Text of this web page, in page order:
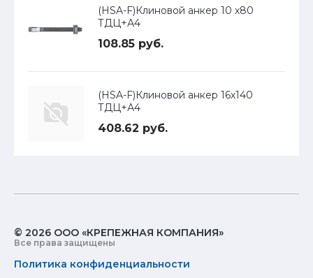
(HSA-F)Клиновой анкер 10 х80
ТДЦ+А4
108.85 руб.
(HSA-F)Клиновой анкер 16х140
ТДЦ+А4
408.62 руб.
© 2026 ООО «КРЕПЕЖНАЯ КОМПАНИЯ»
Все права защищены
Политика конфиденциальности